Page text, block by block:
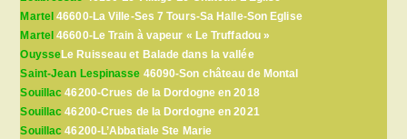
Martel 46600-La Ville-Ses 7 Tours-Sa Halle-Son Eglise
Martel 46600-Le Train à vapeur « Le Truffadou »
OuysseLe Ruisseau et Balade dans la vallée
Saint-Jean Lespinasse 46090-Son château de Montal
Souillac 46200-Crues de la Dordogne en 2018
Souillac 46200-Crues de la Dordogne en 2021
Souillac 46200-L’Abbatiale Ste Marie